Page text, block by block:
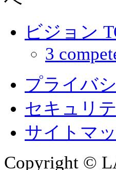
ビジョン
3
プライバ
セキュリ
サイトマ
Copyright ©